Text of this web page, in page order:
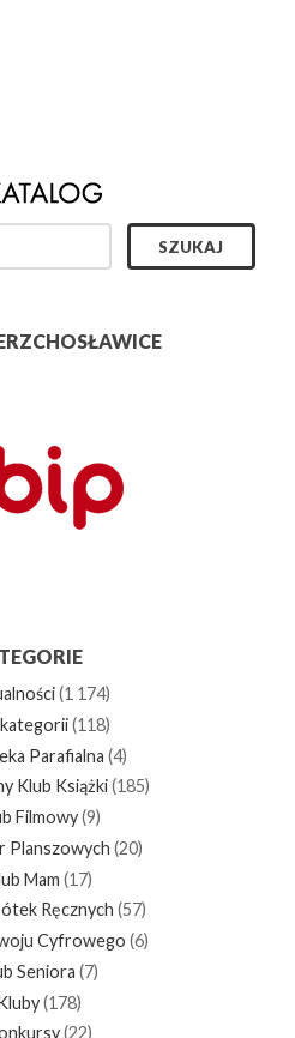
(1 174)
(118)
Parafialna (4)
Klub Książki(185)
Filmowy(9)
Planszowych (20)
Mam (17)
Ręcznych (57)
Cyfrowego (6)
Seniora (7)
(178)
(22)